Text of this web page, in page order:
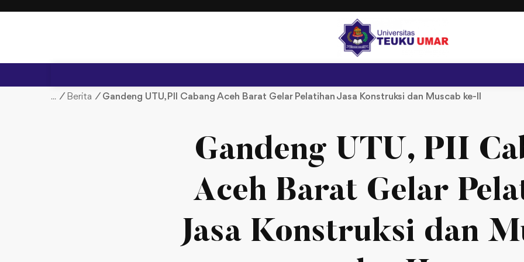
t
/ Berita / Gandeng UTU, PII Cabang Aceh Barat Gelar Pelatihan Jasa Konstruksi dan Muscab ke-II
Gandeng UTU, PII
Aceh Barat Gelar
Jasa Konstruksi dan